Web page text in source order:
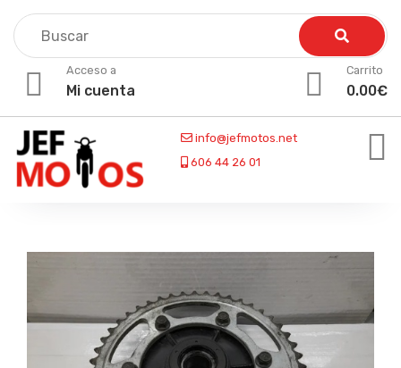
content
Acceso a
Mi cuenta
Carrito
0.00€
info@jefmotos.net
606 44 26 01